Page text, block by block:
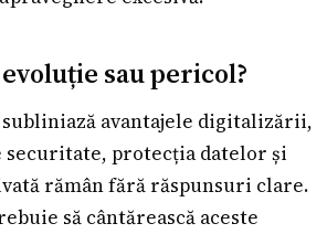
sau pericol?
avantajele digitalizării,
protecția datelor și
rămân fără răspunsuri clare.
să cântărească aceste